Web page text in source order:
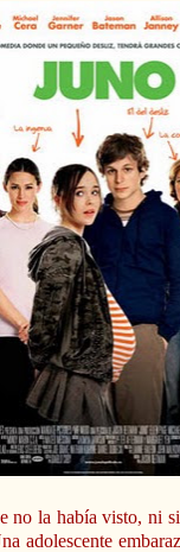
no la había visto, ni
adolescente